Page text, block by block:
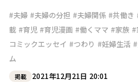
#夫婦 #夫婦の分担 #夫婦関係 #共働き
載 #育児 #育児漫画 #働くママ #家族 #
コミックエッセイ #つわり #妊婦生活
ム
掲載 2021年12月21日 20:01